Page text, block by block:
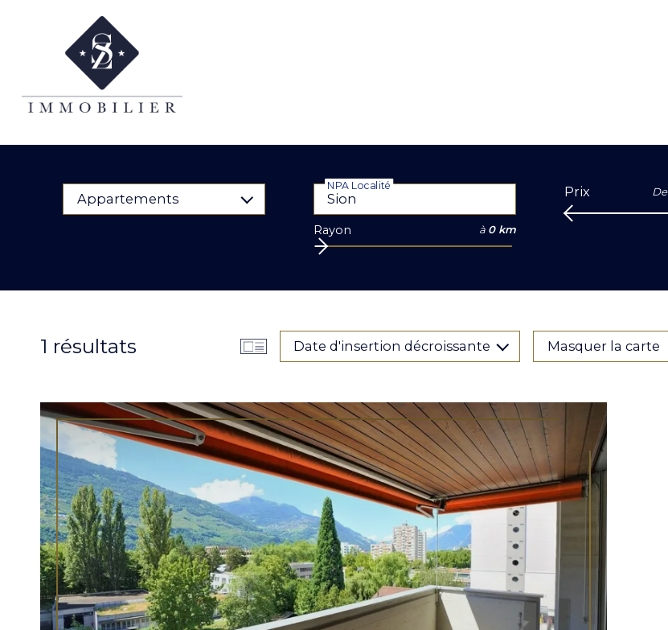
Appartements
NPA Localité
Rayon à 0 km
Prix De
1 résultats Date d'insertion décroissante Masquer la carte